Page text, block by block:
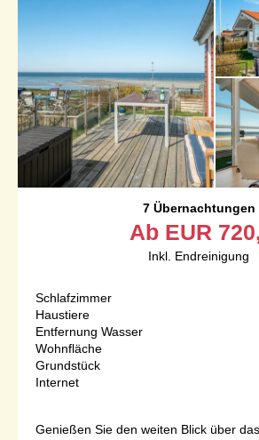
7 Übernachtungen
Ab EUR
Inkl. Endreinigung
Schlafzimmer
Haustiere
Entfernung Wasser
Wohnfläche
Grundstück
Internet
Genießen Sie den weiten Blick über